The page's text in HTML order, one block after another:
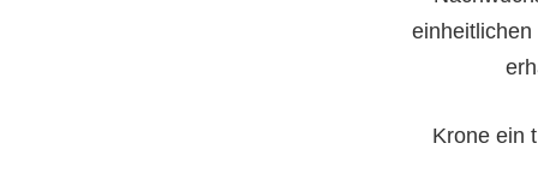
einheitlichen
Krone ein